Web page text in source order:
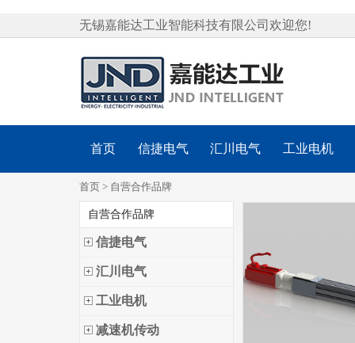
无锡嘉能达工业智能科技有限公司欢迎您!
首页 信捷电气 汇川电气 工业电机
首页 > 自营合作品牌
自营合作品牌
信捷电气
汇川电气
工业电机
减速机传动